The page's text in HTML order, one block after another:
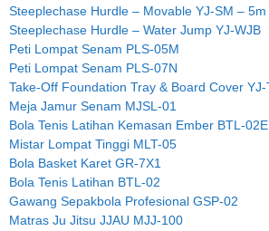
Steeplechase Hurdle – Movable YJ-SM – 5m
Steeplechase Hurdle – Water Jump YJ-WJB
Peti Lompat Senam PLS-05M
Peti Lompat Senam PLS-07N
Take-Off Foundation Tray & Board Cover
Meja Jamur Senam MJSL-01
Bola Tenis Latihan Kemasan Ember BTL-02E
Mistar Lompat Tinggi MLT-05
Bola Basket Karet GR-7X1
Bola Tenis Latihan BTL-02
Gawang Sepakbola Profesional GSP-02
Matras Ju Jitsu JJAU MJJ-100